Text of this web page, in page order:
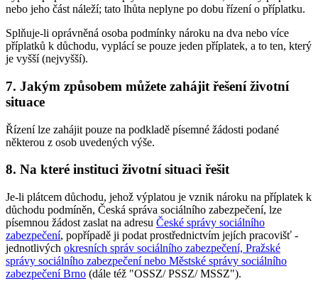
nebo jeho část náleží; tato lhůta neplyne po dobu řízení o příplatku.
Splňuje-li oprávněná osoba podmínky nároku na dva nebo více
příplatků k důchodu, vyplácí se pouze jeden příplatek, a to ten, který
je vyšší (nejvyšší).
7. Jakým způsobem můžete zahájit řešení životní
situace
Řízení lze zahájit pouze na podkladě písemné žádosti podané
některou z osob uvedených výše.
8. Na které instituci životní situaci řešit
Je-li plátcem důchodu, jehož výplatou je vznik nároku na příplatek k
důchodu podmíněn, Česká správa sociálního zabezpečení, lze
písemnou žádost zaslat na adresu České správy sociálního
zabezpečení, popřípadě ji podat prostřednictvím jejích pracovišť -
jednotlivých okresních správ sociálního zabezpečení, Pražské
správy sociálního zabezpečení nebo Městské správy sociálního
zabezpečení Brno (dále též "OSSZ/ PSSZ/ MSSZ").